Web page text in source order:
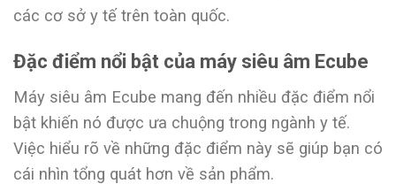
các cơ sở y tế trên toàn quốc.
Đặc điểm nổi bật của máy siêu âm Ecube
Máy siêu âm Ecube mang đến nhiều đặc điểm nổi
bật khiến nó được ưa chuộng trong ngành y tế.
Việc hiểu rõ về những đặc điểm này sẽ giúp bạn có
cái nhìn tổng quát hơn về sản phẩm.